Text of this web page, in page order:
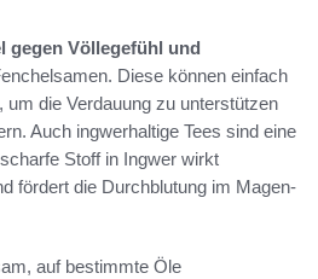
gegen Völlegefühl und
Diese können einfach
um die Verdauung zu unterstützen
Auch ingwerhaltige Tees sind eine
Stoff in Ingwer wirkt
fördert die Durchblutung im Magen-
auf bestimmte Öle